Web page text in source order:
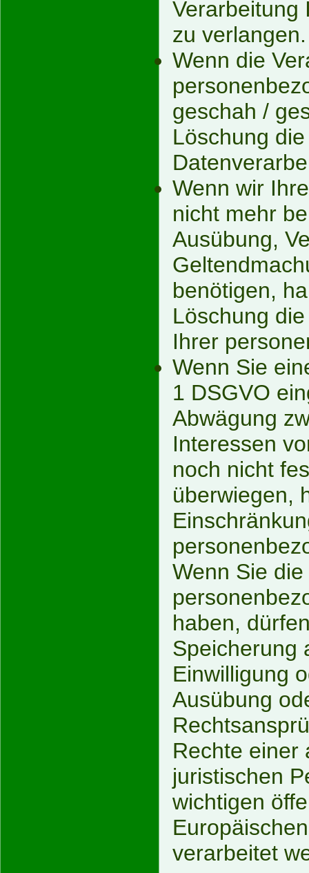
Verarbeitung
zu verlangen.
Wenn die
geschah /
Löschung
Wenn wir
nicht mehr
Ausübung,
benötigen,
Löschung
Ihrer
Wenn Sie
1 DSGVO
Abwägung
Interessen
noch nicht
überwiegen,
Wenn Sie
haben,
Speicherung
Einwilligung
Ausübung
Rechte einer
juristischen
wichtigen
verarbeitet